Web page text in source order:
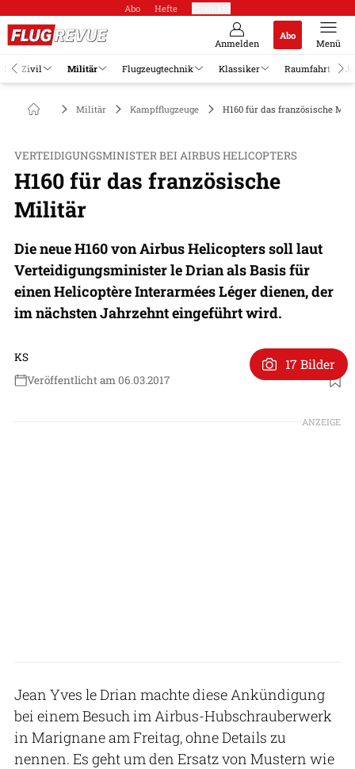
Abo Hefte
Anmelden
Abo
Menü
Zivil Militär Flugzeugtechnik Klassiker Raumfahrt
Militär Kampfflugzeuge H160 für das französische
VERTEIDIGUNGSMINISTER BEI AIRBUS HELICOPTERS
H160 für das französische
Militär
Die neue H160 von Airbus Helicopters soll laut
Verteidigungsminister le Drian als Basis für
einen Helicoptère Interarmées Léger dienen, der
im nächsten Jahrzehnt eingeführt wird.
KS
Veröffentlicht am 06.03.2017
17 Bilder
ANZEIGE
Jean Yves le Drian machte diese Ankündigung
bei einem Besuch im Airbus-Hubschrauberwerk
in Marignane am Freitag, ohne Details zu
nennen. Es geht um den Ersatz von Mustern wie